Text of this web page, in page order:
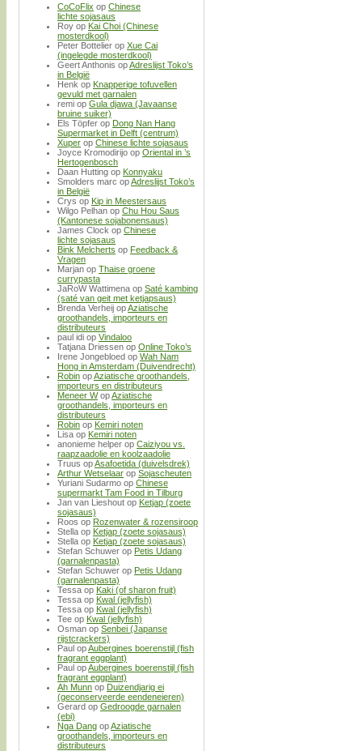
CoCoFlix op Chinese
lichte sojasaus
Roy op Kai Choi (Chinese
mosterdkool)
Peter Bottelier op Xue Cai
(ingelegde mosterdkool)
Geert Anthonis opAdreslijst Toko’s
in België
Henk op Knapperige tofuvellen
gevuld met garnalen
remi op Gula djawa (Javaanse
bruine suiker)
Els Töpfer op Dong Nan Hang
Supermarket in Delft (centrum)
Xuper op Chinese lichte sojasaus
Joyce Kromodirijo op Oriental in ’s
Hertogenbosch
Daan Hutting op Konnyaku
Smolders marc opAdreslijst Toko’s
in België
Crys op Kip in Meestersaus
Wilgo Pelhan op Chu Hou Saus
(Kantonese sojabonensaus)
James Clock op Chinese
lichte sojasaus
Bink Melcherts op Feedback &
Vragen
Marjan op Thaise groene
currypasta
JaRoW Wattimena op Saté kambing
(saté van geit met ketjapsaus)
Brenda Verheij opAziatische
groothandels, importeurs en
distributeurs
paul idi op Vindaloo
Tatjana Driessen op Online Toko’s
Irene Jongebloed op Wah Nam
Hong in Amsterdam (Duivendrecht)
Robin opAziatische groothandels,
importeurs en distributeurs
Meneer WopAziatische
groothandels, importeurs en
distributeurs
Robin op Kemiri noten
Lisa op Kemiri noten
anonieme helper op Caiziyou vs.
raapzaadolie en koolzaadolie
Truus opAsafoetida (duivelsdrek)
Arthur Wetselaar op Sojascheuten
Yuriani Sudarmo op Chinese
supermarkt Tam Food in Tilburg
Jan van Lieshout op Ketjap (zoete
sojasaus)
Roos op Rozenwater & rozensiroop
Stella op Ketjap (zoete sojasaus)
Stella op Ketjap (zoete sojasaus)
Stefan Schuwer op Petis Udang
(garnalenpasta)
Stefan Schuwer op Petis Udang
(garnalenpasta)
Tessa op Kaki (of sharon fruit)
Tessa op Kwal (jellyfish)
Tessa op Kwal (jellyfish)
Tee op Kwal (jellyfish)
Osman op Senbei (Japanse
rijstcrackers)
Paul opAubergines boerenstijl (fish
fragrant eggplant)
Paul opAubergines boerenstijl (fish
fragrant eggplant)
Ah Munn op Duizendjarig ei
(geconserveerde eendeneieren)
Gerard op Gedroogde garnalen
(ebi)
Nga Dang opAziatische
groothandels, importeurs en
distributeurs